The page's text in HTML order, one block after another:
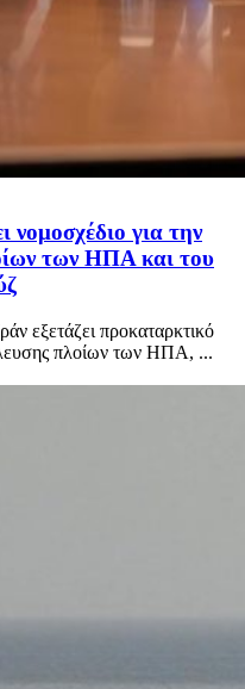
νομοσχέδιο για την
των ΗΠΑ και του
εξετάζει προκαταρκτικό
πλοίων των ΗΠΑ, ...